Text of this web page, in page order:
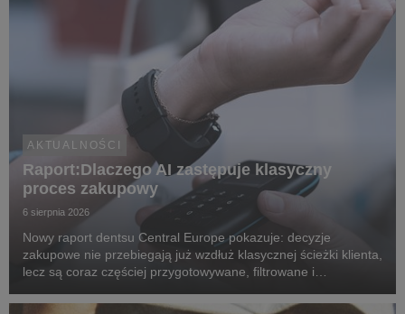
AKTUALNOŚCI
Raport:Dlaczego AI zastępuje klasyczny
proces zakupowy
6 sierpnia 2026
Nowy raport dentsu Central Europe pokazuje: decyzje
zakupowe nie przebiegają już wzdłuż klasycznej ścieżki klienta,
lecz są coraz częściej przygotowywane, filtrowane i
inteligencji.